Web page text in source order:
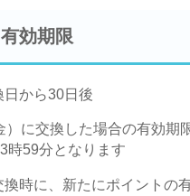
効期限
日から30日後
に交換した場合の有効期
時59分となります
時に、新たにポイントの